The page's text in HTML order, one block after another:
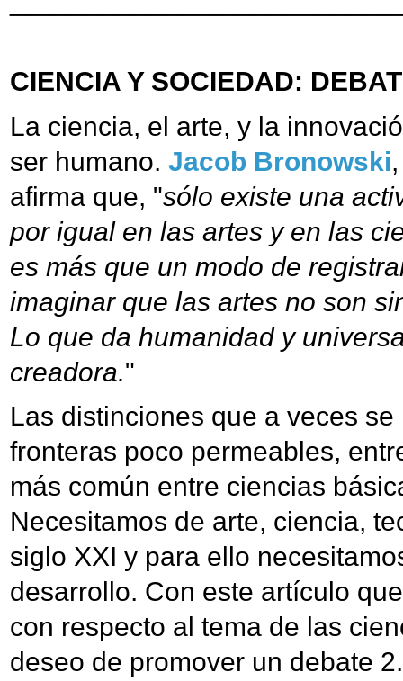
CIENCIA Y SOCIEDAD:
La ciencia, el arte, y la
ser humano. Jacob Bronowski
afirma que, "sólo existe una
por igual en las artes y en las
es más que un modo de
imaginar que las artes no son
Lo que da humanidad y
creadora."
Las distinciones que a veces
fronteras poco permeables,
más común entre ciencias
Necesitamos de arte, ciencia,
siglo XXI y para ello
desarrollo. Con este artículo
con respecto al tema de las
deseo de promover un debate